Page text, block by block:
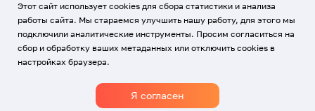
Использование Cookies
Политика обработки персональных данных
© Все права защищены
Этот сайт использует cookies для сбора статистики и анализа
работы сайта. Мы стараемся улучшить нашу работу, для этого мы
подключили аналитические инструменты. Просим согласиться на
сбор и обработку ваших метаданных или отключить cookies в
настройках браузера.
Я согласен